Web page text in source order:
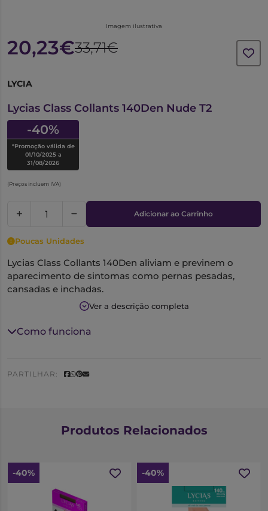
Imagem ilustrativa
20,23€33,71€
LYCIA
Lycias Class Collants 140Den Nude T2
-40%
*Promoção válida de
01/10/2025 a
31/08/2026
(Preços incluem IVA)
Adicionar ao Carrinho
Poucas Unidades
Lycias Class Collants 140Den aliviam e previnem o
aparecimento de sintomas como pernas pesadas,
cansadas e inchadas.
São feitos de uma malha lisa, fina, com costuras planas
Compressão: 19 mmHg
Ver a descrição completa
Como funciona
PARTILHAR:
Produtos Relacionados
-40% -40%